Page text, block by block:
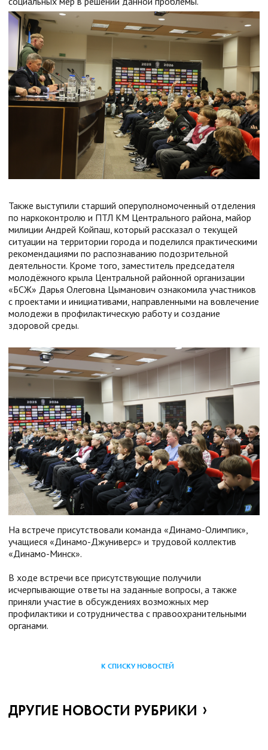
Также выступили старший оперуполномоченный отделения
по наркоконтролю и ПТЛ КМ Центрального района, майор
милиции Андрей Койпаш, который рассказал о текущей
ситуации на территории города и поделился практическими
рекомендациями по распознаванию подозрительной
деятельности. Кроме того, заместитель председателя
молодёжного крыла Центральной районной организации
«БСЖ» Дарья Олеговна Цыманович ознакомила участников
с проектами и инициативами, направленными на вовлечение
молодежи в профилактическую работу и создание
здоровой среды.
На встрече присутствовали команда «Динамо-Олимпик»,
учащиеся «Динамо-Джуниверс» и трудовой коллектив
«Динамо-Минск».
В ходе встречи все присутствующие получили
исчерпывающие ответы на заданные вопросы, а также
приняли участие в обсуждениях возможных мер
профилактики и сотрудничества с правоохранительными
органами.
К СПИСКУ НОВОСТЕЙ
ДРУГИЕ НОВОСТИ РУБРИКИ